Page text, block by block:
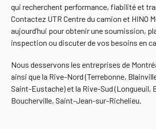
qui recherchent performance, fiabilité et
Contactez UTR Centre du camion et HINO
aujourd’hui pour obtenir une soumission,
inspection ou discuter de vos besoins en
Nous desservons les entreprises de
ainsi que la Rive-Nord (Terrebonne,
Saint-Eustache) et la Rive-Sud (Longueuil,
Boucherville, Saint-Jean-sur-Richelieu.